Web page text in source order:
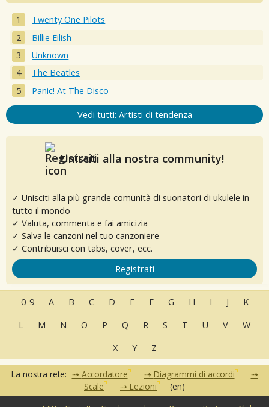
Twenty One Pilots
Billie Eilish
Unknown
The Beatles
Panic! At The Disco
Vedi tutti: Artisti di tendenza
Unisciti alla nostra community!
✓ Unisciti alla più grande comunità di suonatori di ukulele in
tutto il mondo
✓ Valuta, commenta e fai amicizia
✓ Salva le canzoni nel tuo canzoniere
✓ Contribuisci con tabs, cover, ecc.
Registrati
0-9 A B C D E F G H I J
K
L
M N O P Q R S T U V
W
X
Y Z
La nostra rete: Accordatore
Diagrammi di accordi
Scale
Lezioni (en)